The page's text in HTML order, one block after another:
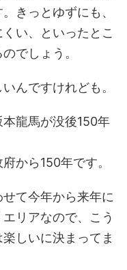
きっとゆずにも、
い、といったとこ
でしょう。
んですけれども。
龍馬が没後150年
から150年です。
て今年から来年に
リアなので、こう
しいに決まってま